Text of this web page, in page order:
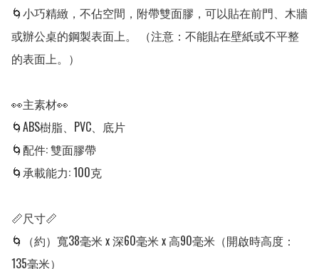
🌀小巧精緻，不佔空間，附帶雙面膠，可以貼在前門、木牆
或辦公桌的鋼製表面上。 （注意：不能貼在壁紙或不平整
的表面上。）
👀主素材👀
🌀ABS樹脂、PVC、底片
🌀配件: 雙面膠帶
🌀承載能力: 100克
📏尺寸📏
🌀（約）寬38毫米 x 深60毫米 x 高90毫米（開啟時高度：
135毫米）